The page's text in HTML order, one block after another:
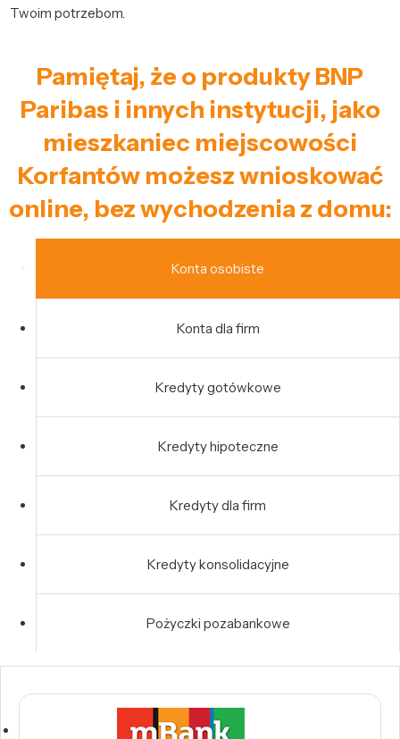
Twoim potrzebom.
Pamiętaj, że o produkty BNP
Paribas i innych instytucji, jako
mieszkaniec miejscowości
Korfantów możesz wnioskować
online, bez wychodzenia z domu:
Konta osobiste
Konta dla firm
Kredyty gotówkowe
Kredyty hipoteczne
Kredyty dla firm
Kredyty konsolidacyjne
Pożyczki pozabankowe